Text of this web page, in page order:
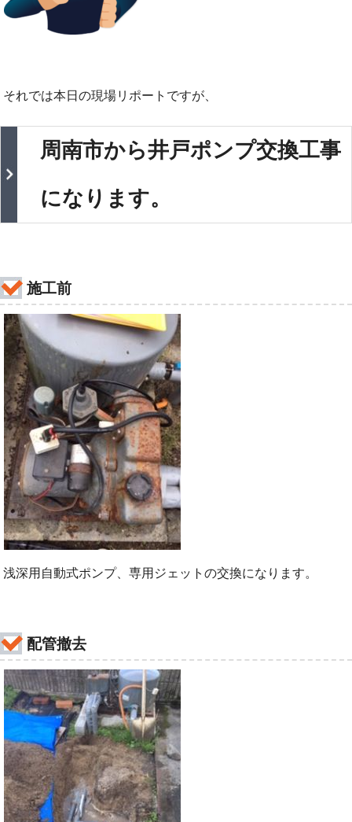
それでは本日の現場リポートですが、
周南市から井戸ポンプ交換工事
になります。
施工前
浅深用自動式ポンプ、専用ジェットの交換になります。
配管撤去